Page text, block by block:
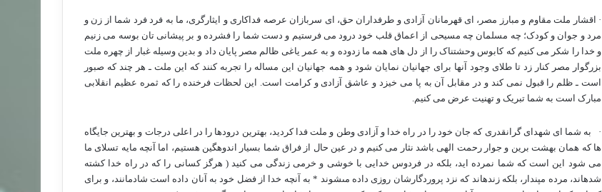
· اقشار ملت مقاوم و مبارز مصر، ای قهرمانان آزادی و طرفداران حق، ای سربازان عرصه فداکاری و ایثارگری، ما به فرد فرد شما از زن و
مرد و جوان و کودک؛ چه مسلمان چه مسیحی از اعماق قلب خود درود می فرستیم و دست شما را فشرده و بر پیشانی تان بوسه می زنیم
و خدا را شکر می کنیم که کابوس وحشتناک را از دل های همه ما زدوده و به عمر یاغی ظالم مصر پایان داد و بدین وسیله غبار از چهره ملت
بزرگوار مصر کنار زد تا طلای وجود آنها برای جهانیان نمایان شود و همه جهانیان این مساله را تجربه کنند که این ملت ـ هر چند که صبور
است ـ ظلم را قبول نمی کند و در مقابل آن به پا می خیزد و عاشق آزادی و کرامت است. این لحظات فرخنده را که ثمره عظیم انقلابی
مبارک است به شما تبریک و تهنیت عرض می کنیم.
·
به شما ای شهدای گرانقدری که جان خود را در راه خدا و آزادی وطن و ملت فدا کردید، بهترین درودها را در اعلی درجات و بهترین جایگاه
ها که همان بهشت برین و جوار رحمت الهی باشد نثار می کنیم و در عین حال از فراق شما بسیار اندوهگین هستیم، اما آنچه مایه تسلای ما
می شود این است که شما نمرده اید، بلکه در فردوس خدایی با خوشی و خرمی زندگی می کنید ( هرگز كسانى را كه در راه خدا كشته
شده‏اند، مرده مپندار، بلكه زنده‏اند كه نزد پروردگارشان روزى داده مى‏شوند * به آنچه خدا از فضل خود به آنان داده است شادمانند، و براى